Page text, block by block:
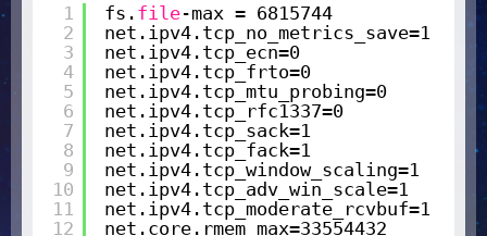
1
2
3
4
5
6
7
8
9
10
11
12
fs. file-max = 6815744
net.ipv4.tcp_no_metrics_save=1
net.ipv4.tcp_ecn=0
net.ipv4.tcp_frto=0
net.ipv4.tcp_mtu_probing=0
net.ipv4.tcp_rfc1337=0
net.ipv4.tcp_sack=1
net.ipv4.tcp_fack=1
net.ipv4.tcp_window_scaling=1
net.ipv4.tcp_adv_win_scale=1
net.ipv4.tcp_moderate_rcvbuf=1
net.core.rmem_max=33554432